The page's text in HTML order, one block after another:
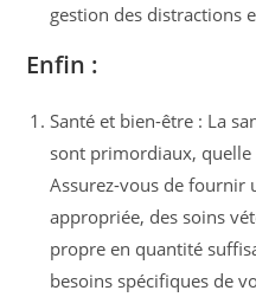
gestion des distractions
Enfin :
Santé et bien-être : La
sont primordiaux,
Assurez-vous de fournir
appropriée, des soins
propre en quantité
besoins spécifiques de